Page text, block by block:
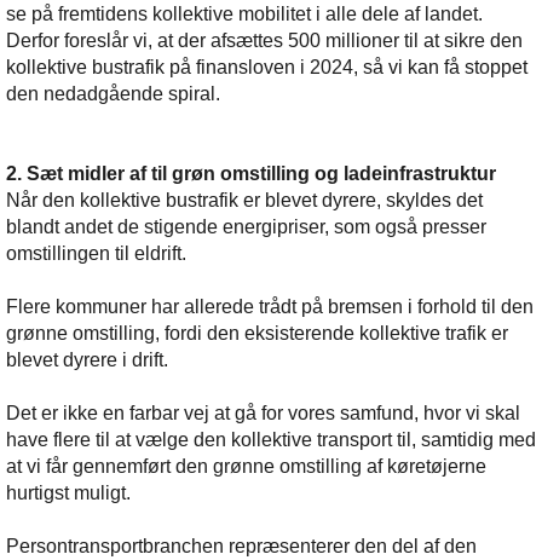
se på fremtidens kollektive mobilitet i alle dele af landet.
Derfor foreslår vi, at der afsættes 500 millioner til at sikre den
kollektive bustrafik på finansloven i 2024, så vi kan få stoppet
den nedadgående spiral.
2. Sæt midler af til grøn omstilling og ladeinfrastruktur
Når den kollektive bustrafik er blevet dyrere, skyldes det
blandt andet de stigende energipriser, som også presser
omstillingen til eldrift.
Flere kommuner har allerede trådt på bremsen i forhold til den
grønne omstilling, fordi den eksisterende kollektive trafik er
blevet dyrere i drift.
Det er ikke en farbar vej at gå for vores samfund, hvor vi skal
have flere til at vælge den kollektive transport til, samtidig med
at vi får gennemført den grønne omstilling af køretøjerne
hurtigst muligt.
Persontransportbranchen repræsenterer den del af den